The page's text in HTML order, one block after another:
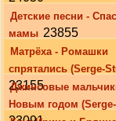
Детские песни -
мамы 23855
Матрёха - Ромашки
спрятались (Serge-
23155
Джинсовые
Новым годом